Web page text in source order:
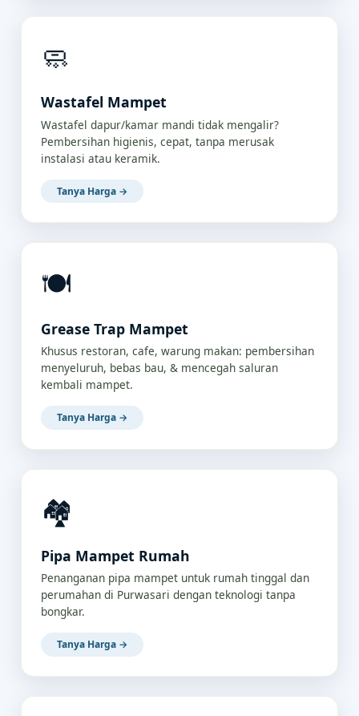
🧼
Wastafel Mampet
Wastafel dapur/kamar mandi tidak mengalir?
Pembersihan higienis, cepat, tanpa merusak
instalasi atau keramik.
Tanya Harga →
🍽️
Grease Trap Mampet
Khusus restoran, cafe, warung makan: pembersihan
menyeluruh, bebas bau, & mencegah saluran
kembali mampet.
Tanya Harga →
🏘️
Pipa Mampet Rumah
Penanganan pipa mampet untuk rumah tinggal dan
perumahan di Purwasari dengan teknologi tanpa
bongkar.
Tanya Harga →